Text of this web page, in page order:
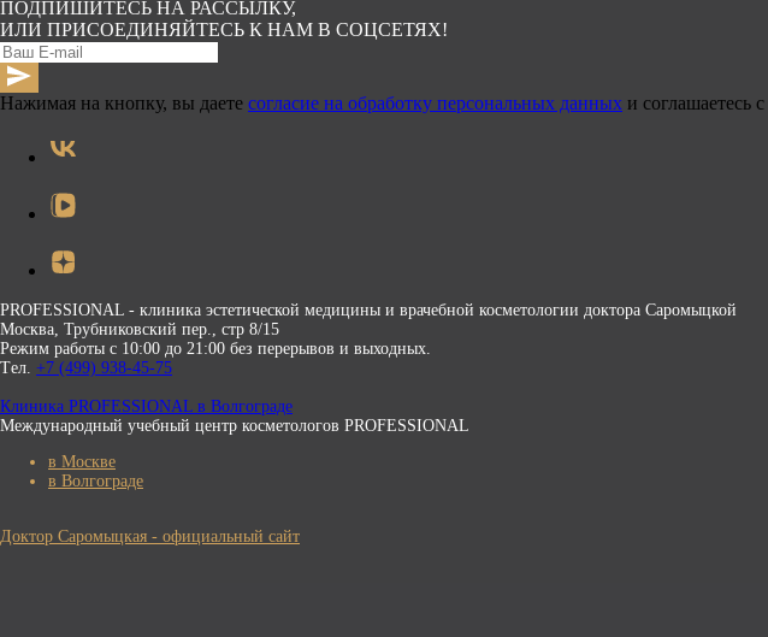
ПОДПИШИТЕСЬ НА РАССЫЛКУ,
ИЛИ ПРИСОЕДИНЯЙТЕСЬ К НАМ В СОЦСЕТЯХ!
Нажимая на кнопку, вы даете согласие на обработку персональных данных и соглашаетесь с
PROFESSIONAL - клиника эстетической медицины и врачебной косметологии доктора Саромыцкой
Москва, Трубниковский пер., стр 8/15
Режим работы с 10:00 до 21:00 без перерывов и выходных.
Tел. +7 (499) 938-45-75
Клиника PROFESSIONAL в Волгограде
Международный учебный центр косметологов PROFESSIONAL
в Москве
в Волгограде
Доктор Саромыцкая - официальный сайт